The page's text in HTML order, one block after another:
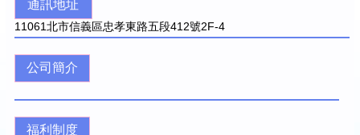
通訊地址
11061北市信義區忠孝東路五段412號2F-4
公司簡介
福利制度